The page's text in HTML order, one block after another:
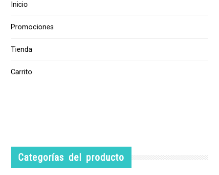
Inicio
Promociones
Tienda
Carrito
Categorías del producto